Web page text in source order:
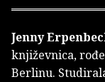
Jenny
književnica,
Berlinu.